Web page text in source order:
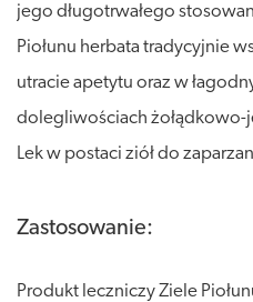
jego długotrwałego
Piołunu herbata tradycyjnie
utracie apetytu oraz w
dolegliwościach żołądkowo-
Lek w postaci ziół do
Zastosowanie:
Produkt leczniczy Ziele